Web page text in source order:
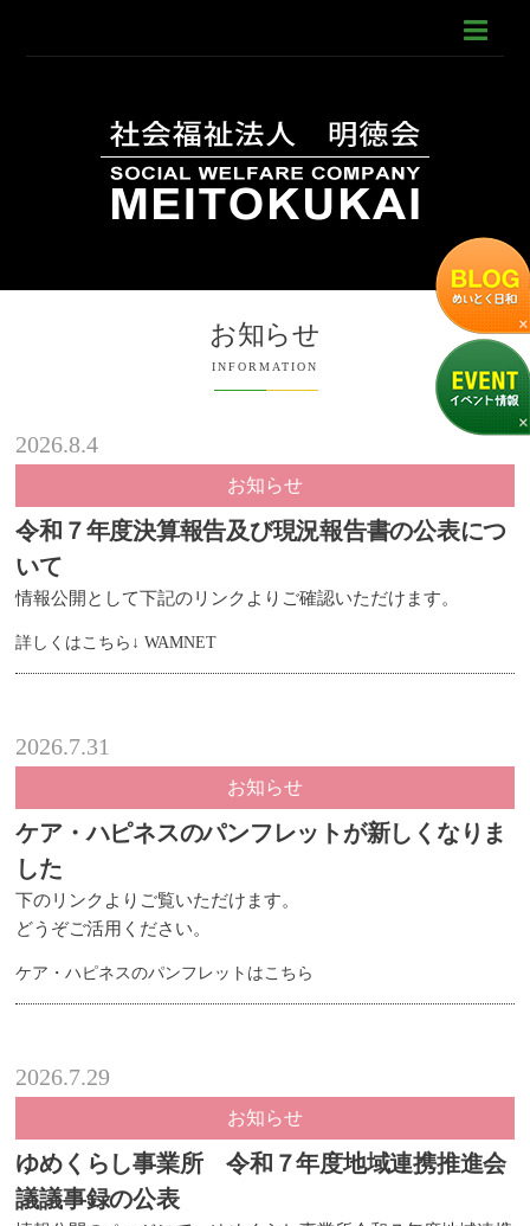
お知らせ
INFORMATION
2026.8.4
お知らせ
令和７年度決算報告及び現況報告書の公表につ
いて
情報公開として下記のリンクよりご確認いただけます。
詳しくはこちら↓ WAMNET
2026.7.31
お知らせ
ケア・ハピネスのパンフレットが新しくなりま
した
下のリンクよりご覧いただけます。
どうぞご活用ください。
ケア・ハピネスのパンフレットはこちら
2026.7.29
お知らせ
ゆめくらし事業所 令和７年度地域連携推進会
議議事録の公表